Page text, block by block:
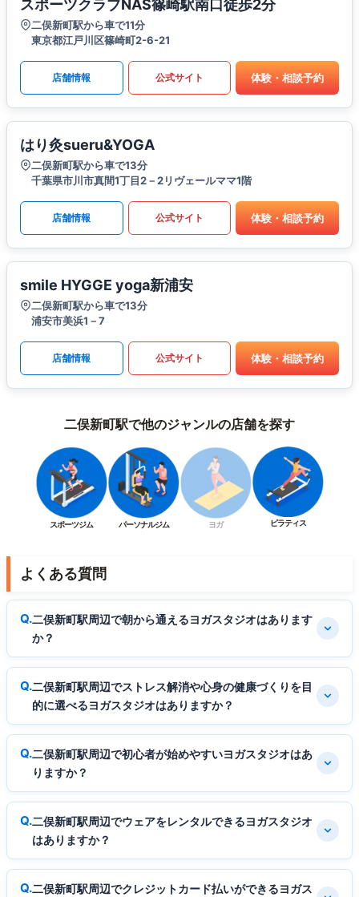
スポーツクラブNAS篠崎駅南口徒歩2分
二俣新町駅から車で11分
東京都江戸川区篠崎町2-6-21
店舗情報 公式サイト 体験・相談予約
はり灸sueru&YOGA
二俣新町駅から車で13分
千葉県市川市真間1丁目2－2リヴェールママ1階
店舗情報 公式サイト 体験・相談予約
smile HYGGE yoga新浦安
二俣新町駅から車で13分
浦安市美浜1－7
店舗情報 公式サイト 体験・相談予約
二俣新町駅で他のジャンルの店舗を探す
スポーツジム パーソナルジム ヨガ ピラティス
よくある質問
二俣新町駅周辺で朝から通えるヨガスタジオはあります
か？
二俣新町駅周辺でストレス解消や心身の健康づくりを目
的に選べるヨガスタジオはありますか？
二俣新町駅周辺で初心者が始めやすいヨガスタジオはあ
りますか？
二俣新町駅周辺でウェアをレンタルできるヨガスタジオ
はありますか？
二俣新町駅周辺でクレジットカード払いができるヨガス